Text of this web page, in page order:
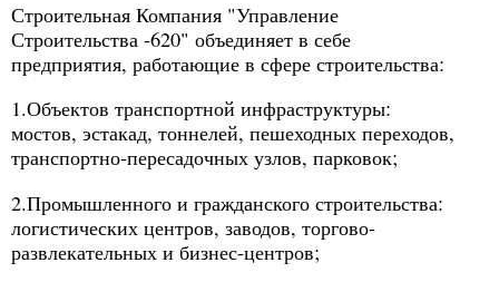
Строительная Компания "Управление
Строительства -620" объединяет в себе
предприятия, работающие в сфере строительства:
1.Объектов транспортной инфраструктуры:
мостов, эстакад, тоннелей, пешеходных переходов,
транспортно-пересадочных узлов, парковок;
2.Промышленного и гражданского строительства:
логистических центров, заводов, торгово-
развлекательных и бизнес-центров;